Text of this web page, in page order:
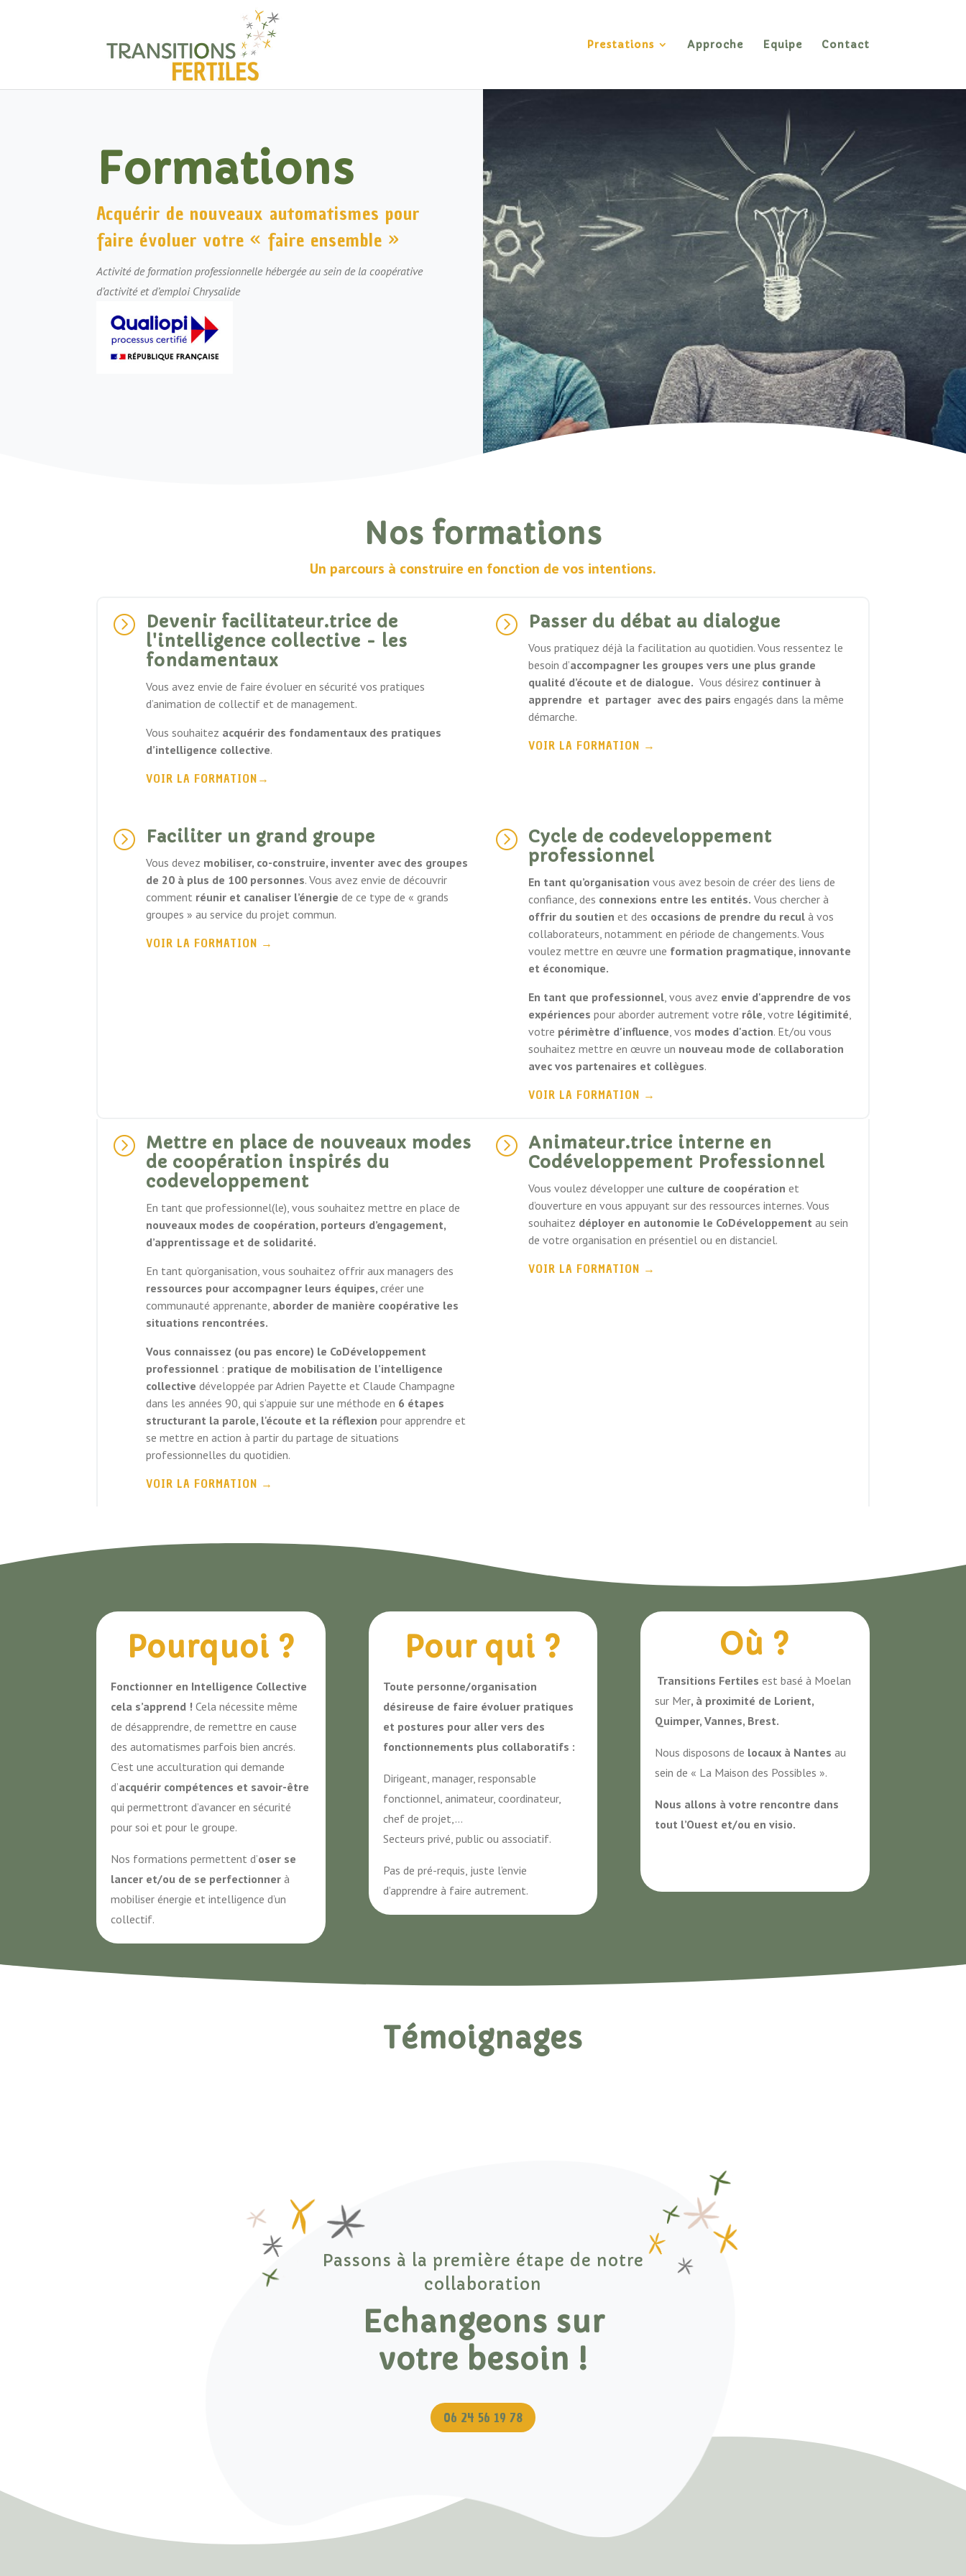
Prestations Approche Equipe Contact
Formations
Acquérir de nouveaux automatismes pour
faire évoluer votre « faire ensemble »
Activité de formation professionnelle hébergée au sein de la coopérative
d’activité et d’emploi Chrysalide
Nos formations
Un parcours à construire en fonction de vos intentions.
=
Devenir facilitateur.trice de
l'intelligence collective - les
fondamentaux
Vous avez envie de faire évoluer en sécurité vos pratiques
d’animation de collectif et de management.
Vous souhaitez acquérir des fondamentaux des pratiques
d’intelligence collective.
VOIR LA FORMATION→
= Passer du débat au dialogue
Vous pratiquez déjà la facilitation au quotidien. Vous ressentez le
besoin d’accompagner les groupes vers une plus grande
qualité d’écoute et de dialogue. Vous désirez continuer à
apprendre et partager avec des pairs engagés dans la même
démarche.
VOIR LA FORMATION →
= Faciliter un grand groupe
Vous devez mobiliser, co-construire, inventer avec des groupes
de 20 à plus de 100 personnes.Vous avez envie de découvrir
comment réunir et canaliser l’énergie de ce type de « grands
groupes » au service du projet commun.
VOIR LA FORMATION →
= Cycle de codeveloppement
professionnel
En tant qu’organisation vous avez besoin de créer des liens de
confiance, des connexions entre les entités. Vous chercher à
offrir du soutien et des occasions de prendre du reculà vos
collaborateurs, notamment en période de changements. Vous
voulez mettre en œuvre une formation pragmatique, innovante
et économique.
En tant que professionnel, vous avez envie d'apprendre de vos
expériences pour aborder autrement votre rôle , votre légitimité
votre périmètre d'influence , vos modes d'action. Et/ou vous
souhaitez mettre en œuvre un nouveau mode de collaboration
avec vos partenaires et collègues.
VOIR LA FORMATION →
= Mettre en place de nouveaux modes
de coopération inspirés du
codeveloppement
En tant que professionnel(le), vous souhaitez mettre en place de
nouveaux modes de coopération, porteurs d’engagement,
d’apprentissage et de solidarité.
En tant qu’organisation, vous souhaitez offrir aux managers des
ressources pour accompagner leurs équipes,créer une
communauté apprenante, aborder de manière coopérative les
situations rencontrées.
Vous connaissez (ou pas encore) le CoDéveloppement
professionnel : pratique de mobilisation de l’intelligence
collective développée par Adrien Payette et Claude Champagne
dans les années 90, qui s’appuie sur une méthode en 6 étapes
structurant la parole, l'écoute et la réflexion pour apprendre et
se mettre en action à partir du partage de situations
professionnelles du quotidien.
VOIR LA FORMATION →
= Animateur.trice interne en
Codéveloppement Professionnel
Vous voulez développer une culture de coopération et
d’ouverture en vous appuyant sur des ressources internes. Vous
souhaitez déployer en autonomie le CoDéveloppement au sein
de votre organisation en présentiel ou en distanciel.
VOIR LA FORMATION →
Pourquoi ?
Fonctionner en Intelligence Collective
cela s’apprend ! Cela nécessite même
de désapprendre, de remettre en cause
des automatismes parfois bien ancrés.
C’est une acculturation qui demande
d’acquérir compétences et savoir-être
qui permettront d’avancer en sécurité
pour soi et pour le groupe.
Nos formations permettent d’oser se
lancer et/ou de se perfectionner à
mobiliser énergie et intelligence d’un
collectif.
Pourqui ?
Toute personne/organisation
désireuse de faire évoluer pratiques
et postures pour aller vers des
fonctionnements plus collaboratifs :
Dirigeant, manager, responsable
fonctionnel, animateur, coordinateur,
chef de projet,…
Secteurs privé, public ou associatif.
Pas de pré-requis, juste l’envie
d’apprendre à faire autrement.
Où ?
Transitions Fertiles est basé à Moelan
sur Mer, à proximité de Lorient,
Quimper, Vannes, Brest.
Nous disposons de locaux à Nantes au
sein de « La Maison des Possibles ».
Nous allons à votre rencontre dans
tout l’Ouest et/ou en visio.
Témoignages
Passons à la première étape de notre
collaboration
Echangeons sur
votre besoin !
06 24 56 19 78